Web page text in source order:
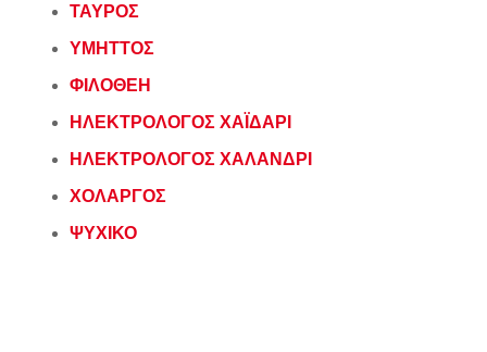
ΤΑΥΡΟΣ
ΥΜΗΤΤΟΣ
ΦΙΛΟΘΕΗ
ΗΛΕΚΤΡΟΛΟΓΟΣ ΧΑΪΔΑΡΙ
ΗΛΕΚΤΡΟΛΟΓΟΣ ΧΑΛΑΝΔΡΙ
ΧΟΛΑΡΓΟΣ
ΨΥΧΙΚΟ